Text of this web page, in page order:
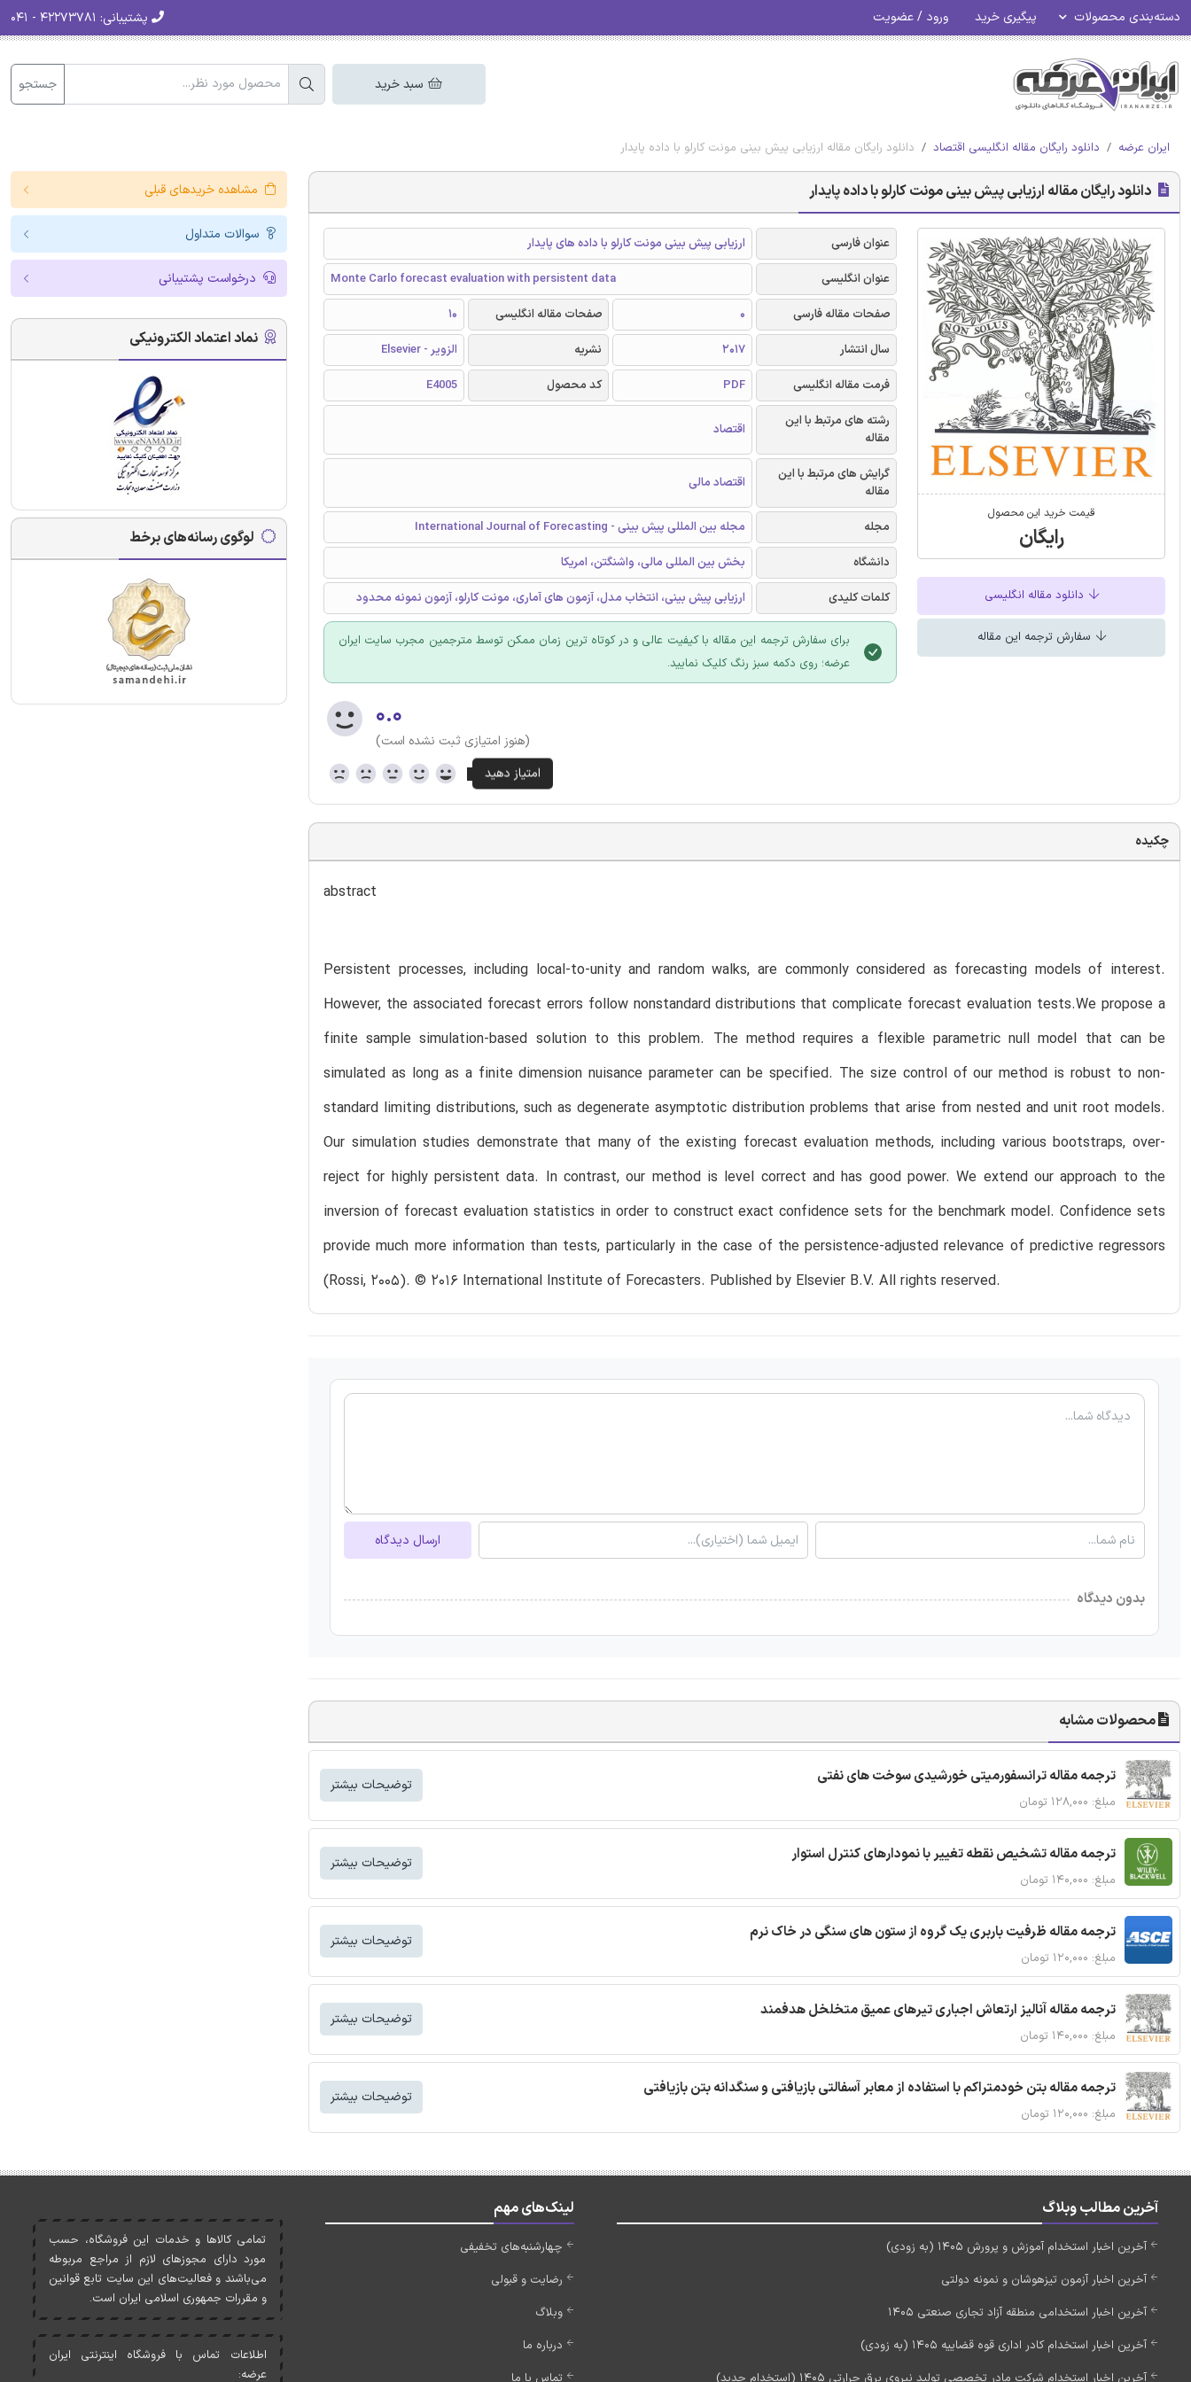
دسته‌بندی محصولات پیگیری خرید ورود / عضویت پشتیبانی:
سبد خرید جستجو
ایران عرضه دانلود رایگان مقاله انگلیسی اقتصاد دانلود رایگان مقاله ارزیابی پیش بینی مونت کارلو با داده پایدار
دانلود رایگان مقاله ارزیابی پیش بینی مونت کارلو با داده پایدار
قیمت خرید این محصول
رایگان
دانلود مقاله انگلیسی
سفارش ترجمه این مقاله
عنوان فارسی
ارزیابی پیش بینی مونت کارلو با داده های پایدار
عنوان انگلیسی
Monte Carlo forecast evaluation with persistent data
صفحات مقاله فارسی
0 صفحات مقاله انگلیسی
10
سال انتشار
2017 نشریه
الزویر - Elsevier
فرمت مقاله انگلیسی
PDF کد محصول
E4005
رشته های مرتبط با این
مقاله
اقتصاد
گرایش های مرتبط با این
مقاله
اقتصاد مالی
مجله
مجله بین المللی پیش بینی - International Journal of Forecasting
دانشگاه
بخش بین المللی مالی، واشنگتن، امریکا
کلمات کلیدی
ارزیابی پیش بینی، انتخاب مدل، آزمون های آماری، مونت کارلو، آزمون نمونه محدود
برای سفارش ترجمه این مقاله با کیفیت عالی و در کوتاه ترین زمان ممکن توسط مترجمین مجرب سایت ایران
عرضه؛ روی دکمه سبز رنگ کلیک نمایید.
۰.۰
(هنوز امتیازی ثبت نشده است)
چکیده
abstract
Persistent processes, including local-to-unity and random walks, are commonly considered as forecasting models of interest.
However, the associated forecast errors follow nonstandard distributions that complicate forecast evaluation tests.We propose a
finite sample simulation-based solution to this problem. The method requires a flexible parametric null model that can be
simulated as long as a finite dimension nuisance parameter can be specified. The size control of our method is robust to non-
standard limiting distributions, such as degenerate asymptotic distribution problems that arise from nested and unit root models.
Our simulation studies demonstrate that many of the existing forecast evaluation methods, including various bootstraps, over-
reject for highly persistent data. In contrast, our method is level correct and has good power. We extend our approach to the
inversion of forecast evaluation statistics in order to construct exact confidence sets for the benchmark model. Confidence sets
provide much more information than tests, particularly in the case of the persistence-adjusted relevance of predictive regressors
(Rossi, 2005). © 2016 International Institute of Forecasters. Published by Elsevier B.V. All rights reserved.
ارسال دیدگاه
بدون دیدگاه
محصولات مشابه
ترجمه مقاله ترانسفورمیتی خورشیدی سوخت های نفتی
مبلغ: ۱۲۸,۰۰۰ تومان
توضیحات بیشتر
ترجمه مقاله تشخیص نقطه تغییر با نمودارهای کنترل استوار
مبلغ: ۱۴۰,۰۰۰ تومان
توضیحات بیشتر
ترجمه مقاله ظرفیت باربری یک گروه از ستون های سنگی در خاک نرم
مبلغ: ۱۲۰,۰۰۰ تومان
توضیحات بیشتر
ترجمه مقاله آنالیز ارتعاش اجباری تیرهای عمیق متخلخل هدفمند
مبلغ: ۱۴۰,۰۰۰ تومان
توضیحات بیشتر
ترجمه مقاله بتن خودمتراکم با استفاده از معابر آسفالتی بازیافتی و سنگدانه بتن بازیافتی
مبلغ: ۱۲۰,۰۰۰ تومان
توضیحات بیشتر
مشاهده خریدهای قبلی
سوالات متداول
درخواست پشتیبانی
نماد اعتماد الکترونیکی
لوگوی رسانه‌های برخط
آخرین مطالب وبلاگ
آخرین اخبار استخدام آموزش و پرورش 1405 (به زودی)
آخرین اخبار آزمون تیزهوشان و نمونه دولتی
آخرین اخبار استخدامی منطقه آزاد تجاری صنعتی 1405
آخرین اخبار استخدام کادر اداری قوه قضاییه 1405 (به زودی)
آخرین اخبار استخدام شرکت مادر تخصصی تولید نیروی برق حرارتی 1405 (استخدام جدید)
لینک‌های مهم
چهارشنبه‌های تخفیفی
رضایت و قبولی
وبلاگ
درباره ما
تماس با ما
تمامی کالاها و خدمات اين فروشگاه، حسب
مورد دارای مجوزهای لازم از مراجع مربوطه
می‌باشند و فعاليت‌های اين سايت تابع قوانين
و مقررات جمهوری اسلامی ايران است.
اطلاعات تماس با فروشگاه اینترنتی ایران
عرضه: